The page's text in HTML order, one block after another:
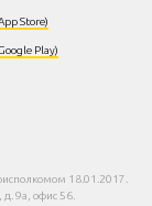
Store)
Play)
18.01.2017.
9а, офис 56.